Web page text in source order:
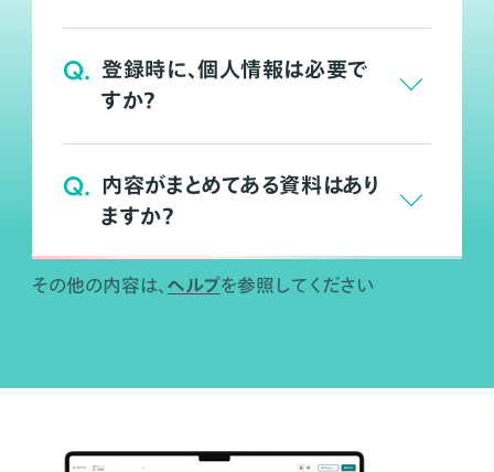
Q. 登録時に、個人情報は必要で
すか？
Q. 内容がまとめてある資料はあり
ますか？
その他の内容は、 ヘルプを参照してください